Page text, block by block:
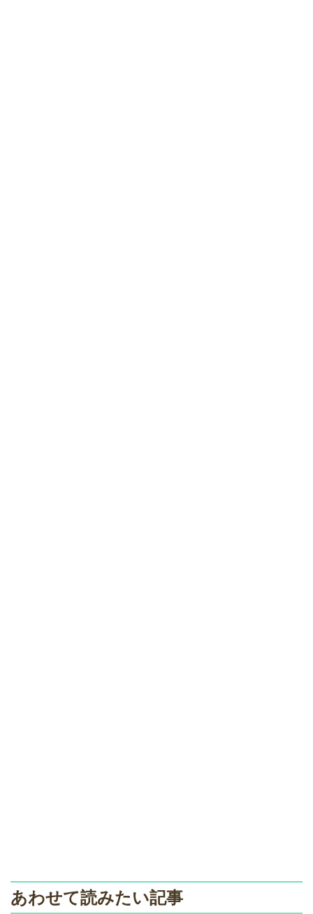
あわせて読みたい記事